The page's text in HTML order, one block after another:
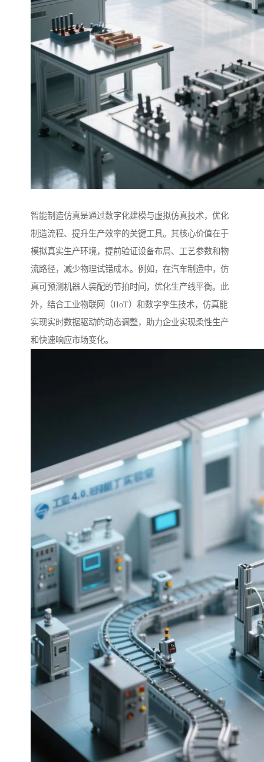
智能制造仿真是通过数字化建模与虚拟仿真技术，优化
制造流程、提升生产效率的关键工具。其核心价值在于
模拟真实生产环境，提前验证设备布局、工艺参数和物
流路径，减少物理试错成本。例如，在汽车制造中，仿
真可预测机器人装配的节拍时间，优化生产线平衡。此
外，结合工业物联网（IIoT）和数字孪生技术，仿真能
实现实时数据驱动的动态调整，助力企业实现柔性生产
和快速响应市场变化。